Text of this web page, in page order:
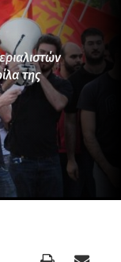
της